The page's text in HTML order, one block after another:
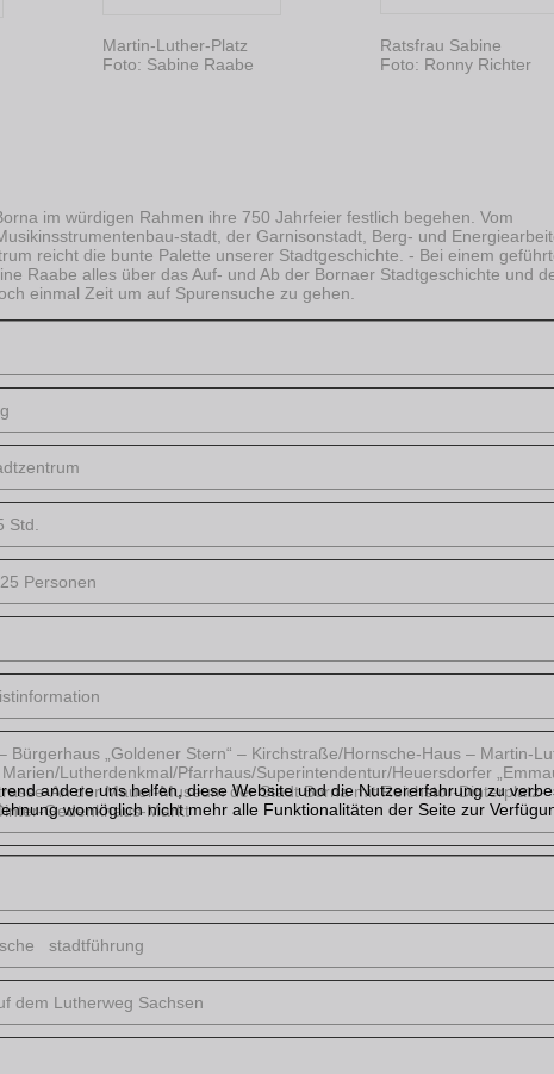
Martin-Luther-Platz
Foto: Sabine Raabe
Ratsfrau Sabine
Foto: Ronny Richter
im würdigen Rahmen ihre 750 Jahrfeier festlich begehen. Vom
stadt, der Garnisonstadt, Berg- und
reicht die bunte Palette unserer Stadtgeschichte. - Bei einem
Raabe alles über das Auf- und Ab der Bornaer Stadtgeschichte und
einmal Zeit um auf Spurensuche zu gehen.
Std.
Personen
Bürgerhaus „Goldener Stern“ – Kirchstraße/Hornsche-Haus – Martin-
Lutherdenkmal/Pfarrhaus/Superintendentur/Heuersdorfer
An der Mauer-Museum der Stadt Borna mit Reichstor-Dinterplatz-
Gedenkhaus-Markt
stadtführung
dem Lutherweg Sachsen
andere uns helfen, diese Website und die Nutzererfahrung zu
womöglich nicht mehr alle Funktionalitäten der Seite zur